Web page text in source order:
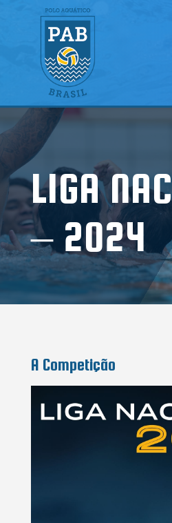
LIGA
– 2024
A Competição